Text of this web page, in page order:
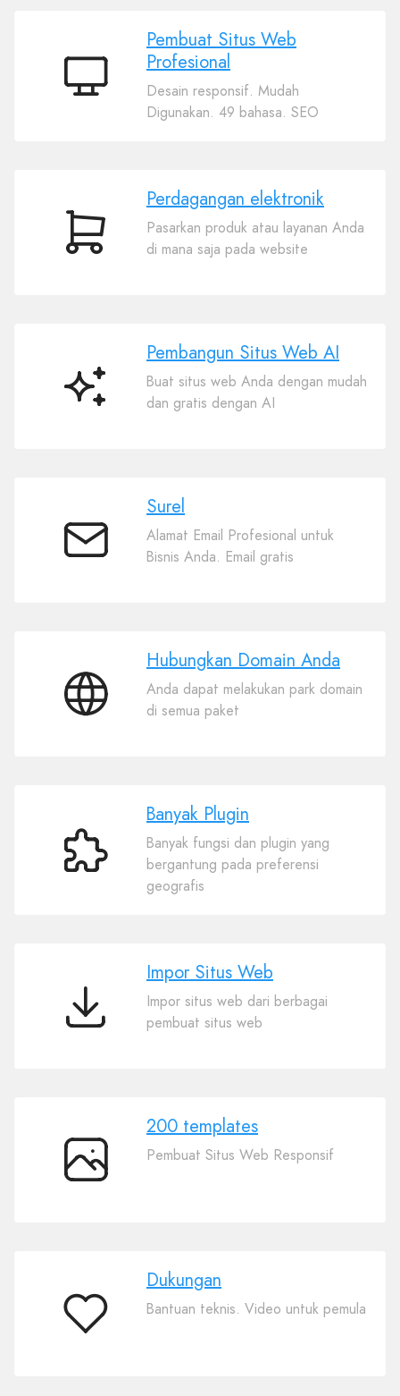
Pembuat
Pembuat Situs Web
Profesional
Desain responsif. Mudah
Digunakan. 49 bahasa. SEO
Perdagangan
Perdagangan elektronik
Pasarkan produk atau layanan Anda
di mana saja pada website
Pembangun
Pembangun Situs Web AI
Buat situs web Anda dengan mudah
dan gratis dengan AI
Surel
Surel
Alamat Email Profesional untuk
Bisnis Anda. Email gratis
Hubungkan
Hubungkan Domain Anda
Anda dapat melakukan park domain
di semua paket
Banyak
Banyak Plugin
Banyak fungsi dan plugin yang
bergantung pada preferensi
geografis
Impor
Impor Situs Web
Impor situs web dari berbagai
pembuat situs web
200
200 templates
Pembuat Situs Web Responsif
Dukungan
Dukungan
Bantuan teknis. Video untuk pemula